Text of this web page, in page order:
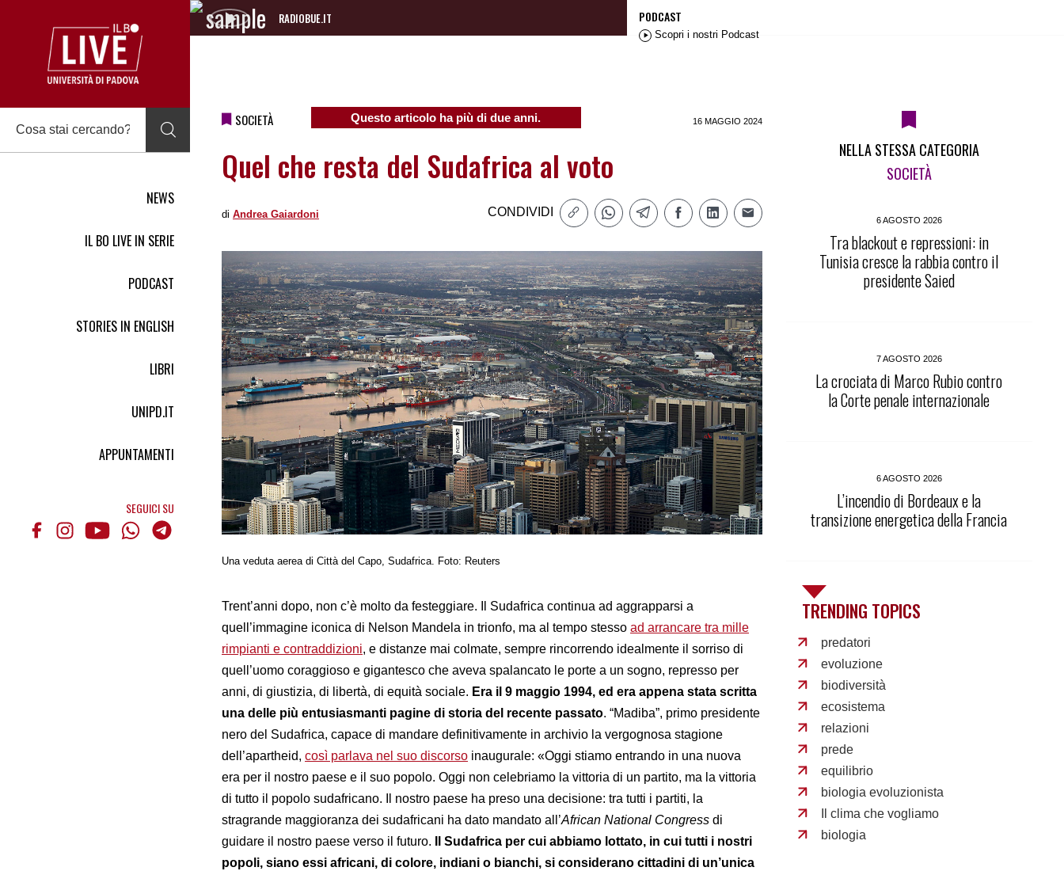
NEWS
IL BO LIVE IN SERIE
PODCAST
STORIES IN ENGLISH
LIBRI
UNIPD.IT
APPUNTAMENTI
SEGUICI SU
RADIOBUE.IT
Audio
PODCAST
Scopri i nostri Podcast
SOCIETÀ Questo articolo ha più di due anni. 16 MAGGIO 2024
Quel che resta del Sudafrica al voto
di Andrea Gaiardoni CONDIVIDI
Una veduta aerea di Città del Capo, Sudafrica. Foto: Reuters
Trent’anni dopo, non c’è molto da festeggiare. Il Sudafrica continua ad aggrapparsi a
quell’immagine iconica di Nelson Mandela in trionfo, ma al tempo stesso ad arrancare tra mille
rimpianti e contraddizioni, e distanze mai colmate, sempre rincorrendo idealmente il sorriso di
quell’uomo coraggioso e gigantesco che aveva spalancato le porte a un sogno, represso per
anni, di giustizia, di libertà, di equità sociale. Era il 9 maggio 1994, ed era appena stata scritta
una delle più entusiasmanti pagine di storia del recente passato. “Madiba”, primo presidente
nero del Sudafrica, capace di mandare definitivamente in archivio la vergognosa stagione
dell’apartheid, così parlava nel suo discorso inaugurale: «Oggi stiamo entrando in una nuova
era per il nostro paese e il suo popolo. Oggi non celebriamo la vittoria di un partito, ma la vittoria
di tutto il popolo sudafricano. Il nostro paese ha preso una decisione: tra tutti i partiti, la
stragrande maggioranza dei sudafricani ha dato mandato all’African National Congress di
guidare il nostro paese verso il futuro.
Il Sudafrica per cui abbiamo lottato, in cui tutti i nostri
popoli, siano essi africani, di colore, indiani o bianchi, si considerano cittadini di un’unica
NELLA STESSA CATEGORIA
SOCIETÀ
6 AGOSTO 2026
Tra blackout e repressioni: in
Tunisia cresce la rabbia contro il
presidente Saied
7 AGOSTO 2026
La crociata di Marco Rubio contro
la Corte penale internazionale
6 AGOSTO 2026
L’incendio di Bordeaux e la
transizione energetica della Francia
TRENDING TOPICS
predatori
evoluzione
biodiversità
ecosistema
relazioni
prede
equilibrio
biologia evoluzionista
Il clima che vogliamo
biologia